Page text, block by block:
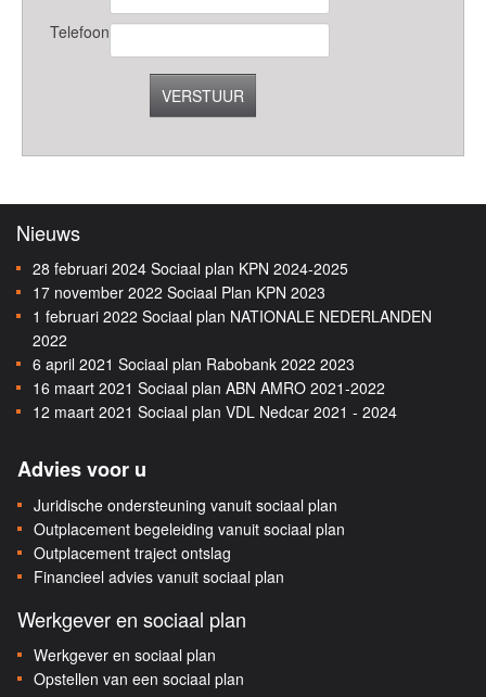
Telefoon
VERSTUUR
Nieuws
28 februari 2024 Sociaal plan KPN 2024-2025
17 november 2022 Sociaal Plan KPN 2023
1 februari 2022 Sociaal plan NATIONALE NEDERLANDEN
2022
6 april 2021 Sociaal plan Rabobank 2022 2023
16 maart 2021 Sociaal plan ABN AMRO 2021-2022
12 maart 2021 Sociaal plan VDL Nedcar 2021 - 2024
Advies voor u
Juridische ondersteuning vanuit sociaal plan
Outplacement begeleiding vanuit sociaal plan
Outplacement traject ontslag
Financieel advies vanuit sociaal plan
Werkgever en sociaal plan
Werkgever en sociaal plan
Opstellen van een sociaal plan